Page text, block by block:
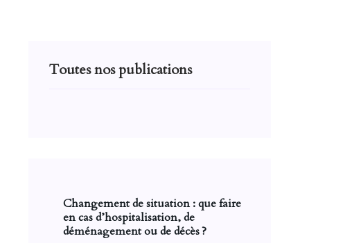
Toutes nos publications
Changement de situation : que faire
en cas d’hospitalisation, de
déménagement ou de décès ?